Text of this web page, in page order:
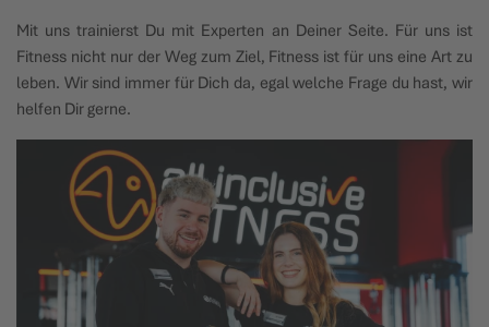
Mit uns trainierst Du mit Experten an Deiner Seite. Für uns ist
Fitness nicht nur der Weg zum Ziel, Fitness ist für uns eine Art zu
leben. Wir sind immer für Dich da, egal welche Frage du hast, wir
helfen Dir gerne.